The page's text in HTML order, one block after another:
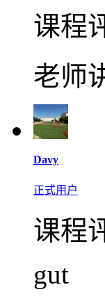
课程
老师
Davy
正式用户
课程
gut